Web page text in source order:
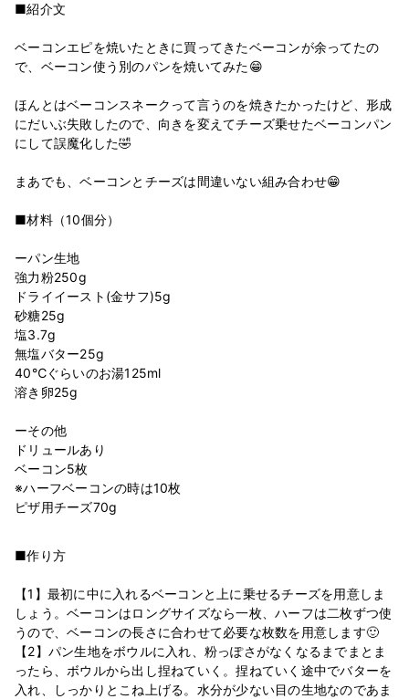
■紹介文
ベーコンエピを焼いたときに買ってきたベーコンが余ってたの
で、ベーコン使う別のパンを焼いてみた😁
ほんとはベーコンスネークって言うのを焼きたかったけど、形成
にだいぶ失敗したので、向きを変えてチーズ乗せたベーコンパン
にして誤魔化した🤣
まあでも、ベーコンとチーズは間違いない組み合わせ😁
■材料（10個分）
ーパン生地
強力粉250g
ドライイースト(金サフ)5g
砂糖25g
塩3.7g
無塩バター25g
40℃ぐらいのお湯125ml
溶き卵25g
ーその他
ドリュールあり
ベーコン5枚
※ハーフベーコンの時は10枚
■作り方
【1】最初に中に入れるベーコンと上に乗せるチーズを用意しま
しょう。ベーコンはロングサイズなら一枚、ハーフは二枚ずつ使
うので、ベーコンの長さに合わせて必要な枚数を用意します🙂
【2】パン生地をボウルに入れ、粉っぽさがなくなるまでまとま
ったら、ボウルから出し捏ねていく。捏ねていく途中でバターを
入れ、しっかりとこね上げる。水分が少ない目の生地なのであま